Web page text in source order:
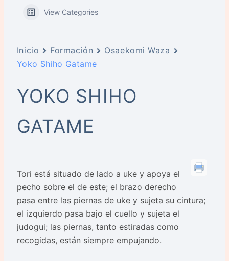
View Categories
Inicio Formación
Osaekomi Waza
Yoko Shiho Gatame
YOKO SHIHO
GATAME
Tori está situado de lado a uke y apoya el
pecho sobre el de este; el brazo derecho
pasa entre las piernas de uke y sujeta su cintura;
el izquierdo pasa bajo el cuello y sujeta el
judogui; las piernas, tanto estiradas como
recogidas, están siempre empujando.